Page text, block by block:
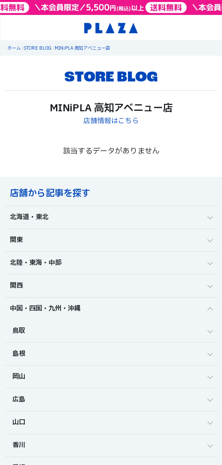
ホーム>STORE BLOG>MINiPLA 高知アベニュー店
STORE BLOG
MINiPLA 高知アベニュー店
店舗情報はこちら
該当するデータがありません
店舗から記事を探す
北海道・東北
関東
北陸・東海・中部
関西
中国・四国・九州・沖縄
鳥取
島根
岡山
広島
山口
香川